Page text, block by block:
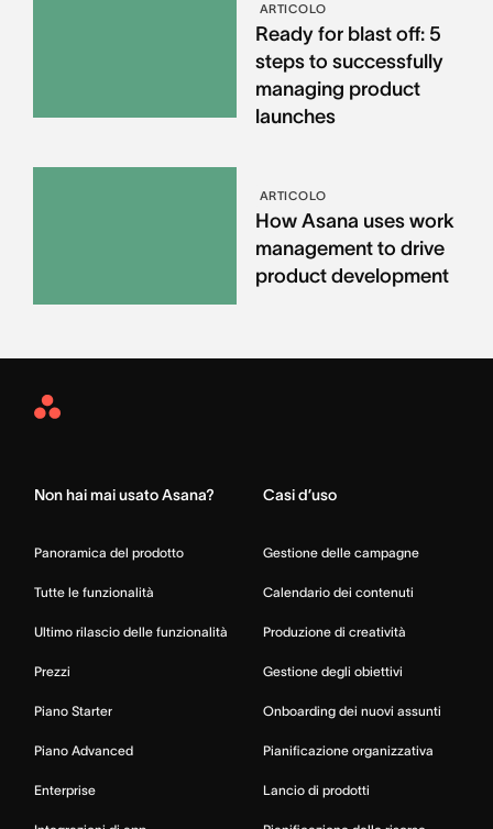
ARTICOLO
Ready for blast off: 5
steps to successfully
managing product
launches
ARTICOLO
How Asana uses work
management to drive
product development
Asana
Non hai mai usato Asana?
Panoramica del prodotto
Tutte le funzionalità
Ultimo rilascio delle funzionalità
Prezzi
Piano Starter
Piano Advanced
Enterprise
Casi d’uso
Gestione delle campagne
Calendario dei contenuti
Produzione di creatività
Gestione degli obiettivi
Onboarding dei nuovi assunti
Pianificazione organizzativa
Lancio di prodotti